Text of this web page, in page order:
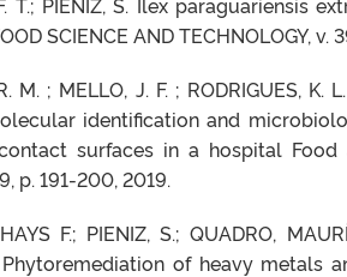
SCIENCE AND TECHNOLOGY, v.
M. ; MELLO, J. F. ; RODRIGUES, K.
identification and
surfaces in a hospital Food
p. 191-200, 2019.
F.; PIENIZ, S.; QUADRO,
Phytoremediation of heavy metals